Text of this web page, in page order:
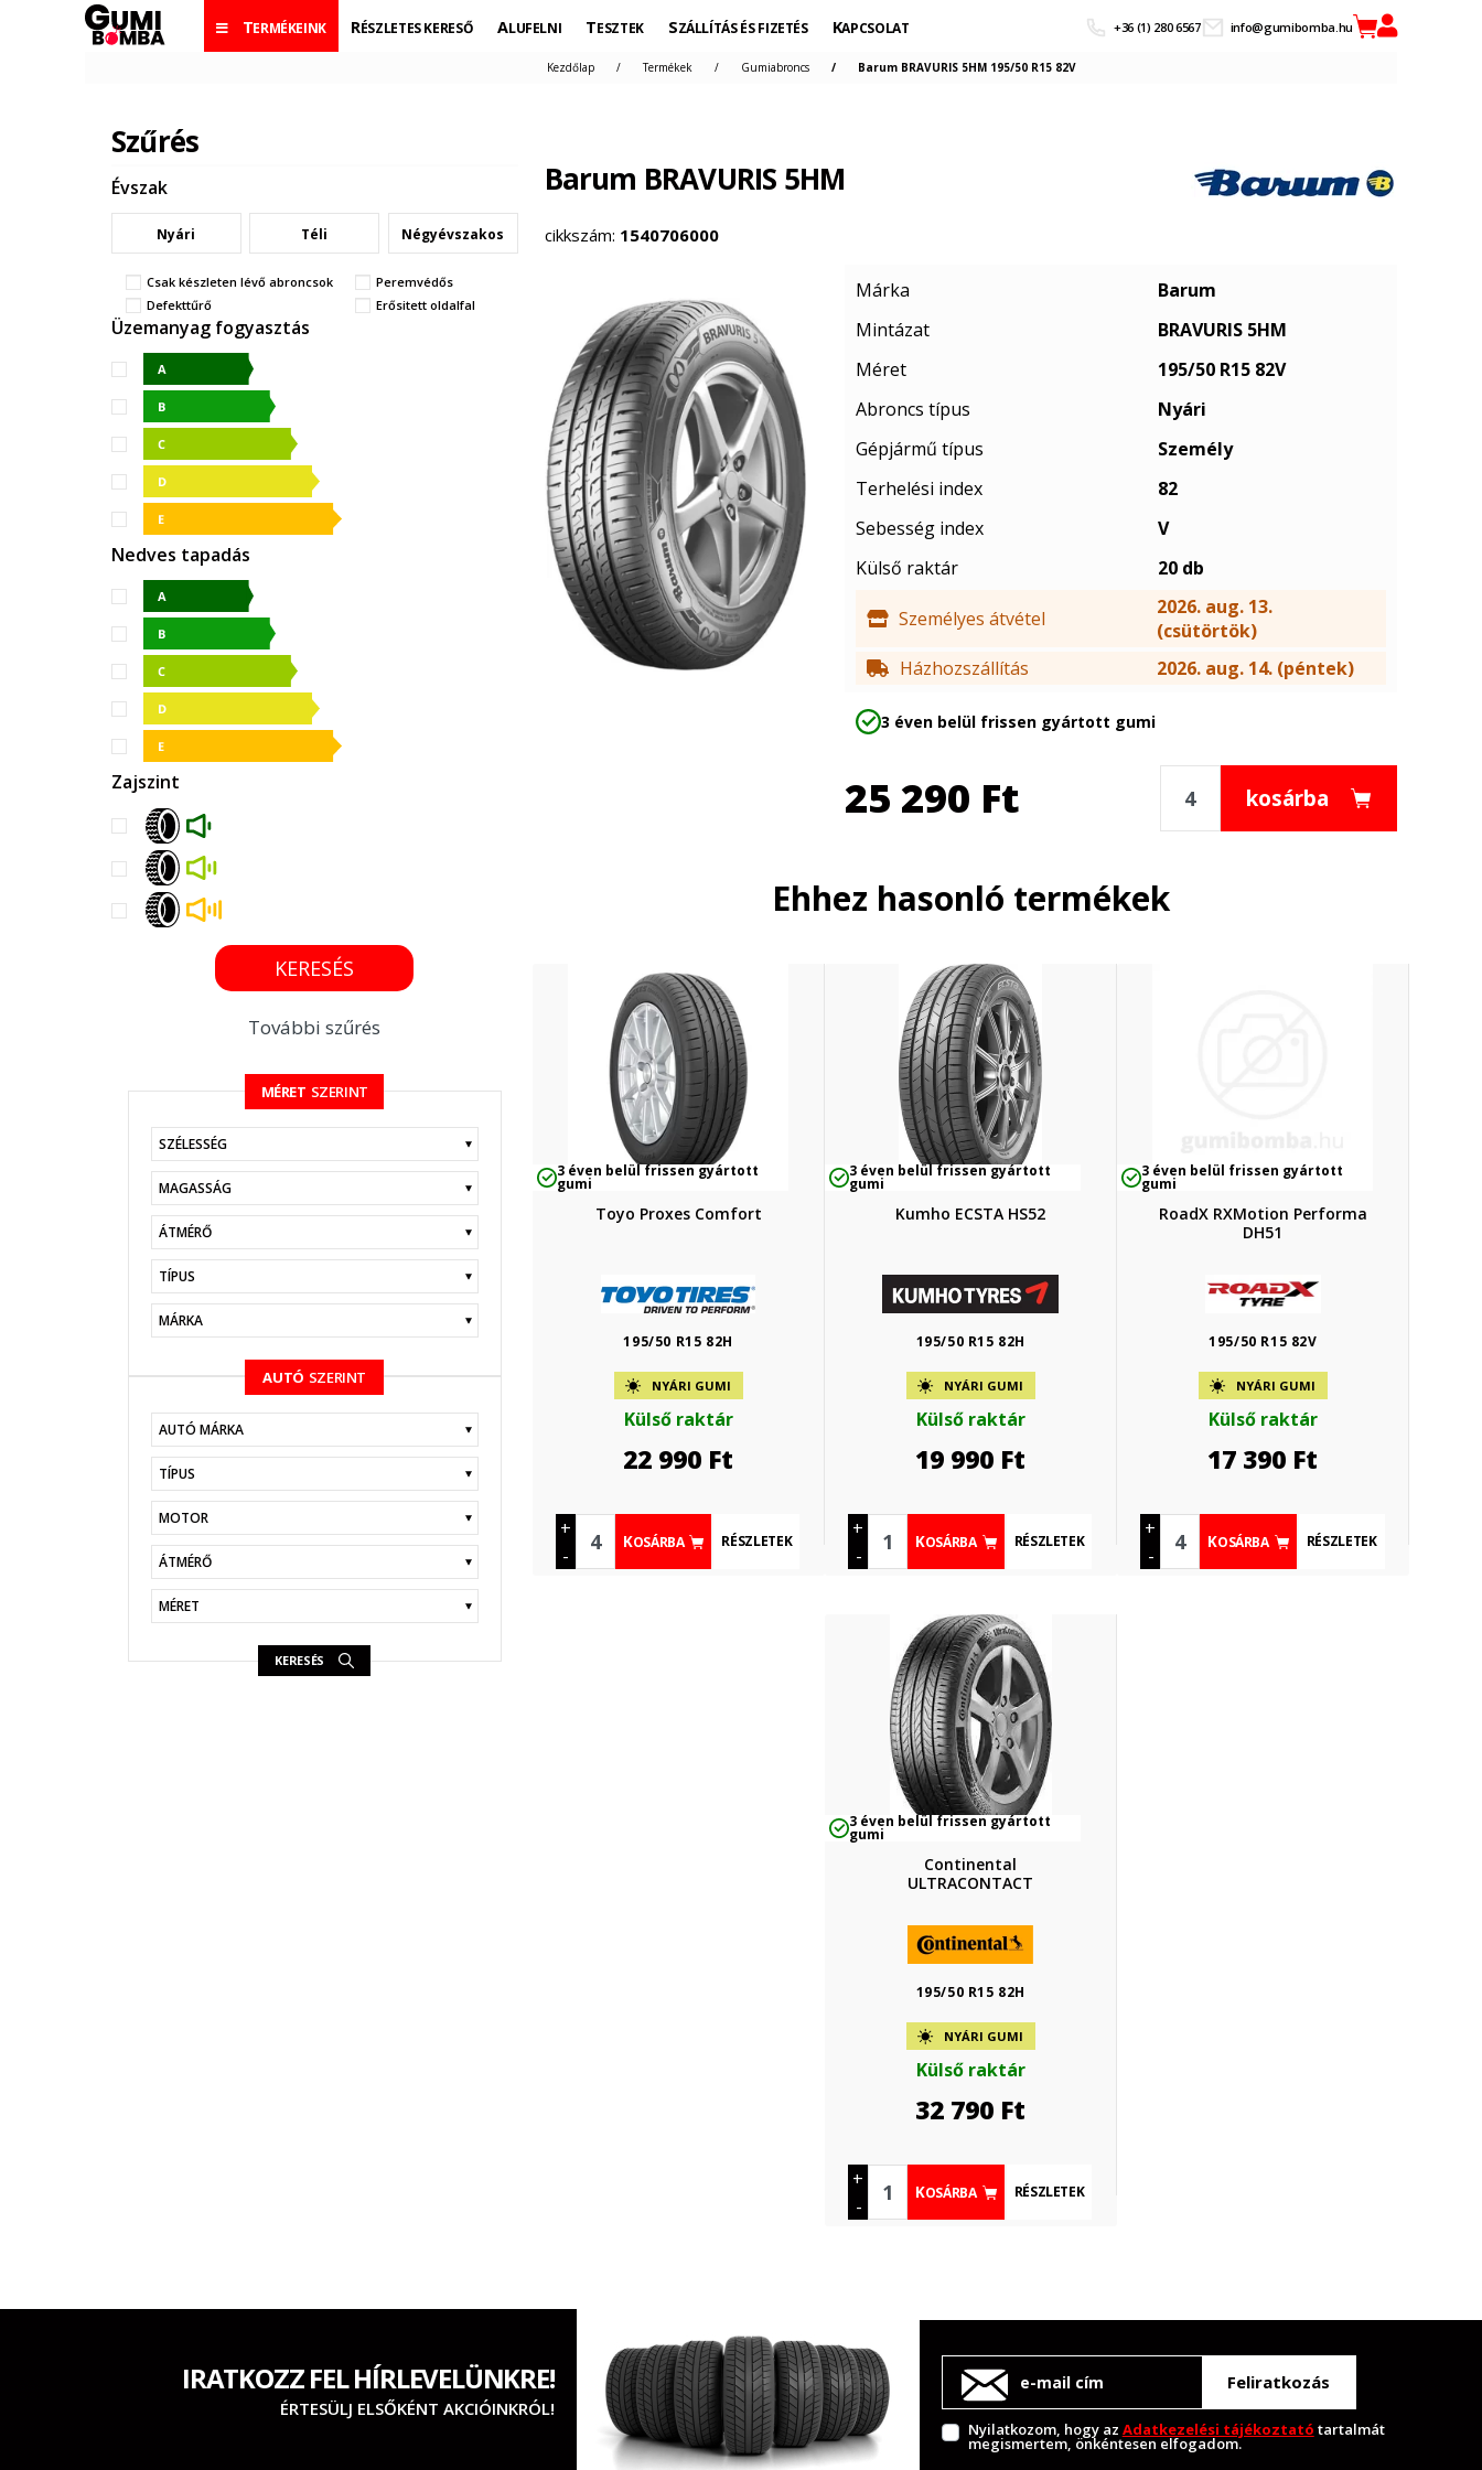
TERMÉKEINK RÉSZLETES KERESŐ ALUFELNI TESZTEK SZÁLLÍTÁS ÉS FIZETÉS KAPCSOLAT +36 (1) 280 6567 info@gumibomba.hu
Szűrés
Évszak
Nyári Téli Négyévszakos
Csak készleten lévő abroncsok
Peremvédős
Defekttűrő
Erősitett oldalfal
Üzemanyag fogyasztás
Nedves tapadás
Zajszint
KERESÉS
További szűrés
MÉRET SZERINT
KERESÉS
AUTÓ SZERINT
KERESÉS
Kezdőlap Termékek Gumiabroncs Barum BRAVURIS 5HM 195/50 R15 82V
Barum BRAVURIS 5HM
cikkszám: 1540706000
Márka
Barum
Mintázat
BRAVURIS 5HM
Méret
195/50 R15 82V
Abroncs típus
Nyári
Gépjármű típus
Személy
Terhelési index
82
Sebesség index
V
Külső raktár
20 db
Személyes átvétel
2026. aug. 13.
(csütörtök)
Házhozszállítás
2026. aug. 14. (péntek)
3 éven belül frissen gyártott gumi
25 290 Ft kosárba
Ehhez hasonló termékek
3 éven belül frissen gyártott
gumi
Toyo Proxes Comfort
195/50 R15 82H
NYÁRI GUMI
Külső raktár
22 990 Ft
+
-
KOSÁRBA RÉSZLETEK
3 éven belül frissen gyártott
gumi
Kumho ECSTA HS52
195/50 R15 82H
NYÁRI GUMI
Külső raktár
19 990 Ft
+
-
KOSÁRBA RÉSZLETEK
3 éven belül frissen gyártott
gumi
RoadX RXMotion Performa
DH51
195/50 R15 82V
NYÁRI GUMI
Külső raktár
17 390 Ft
+
-
KOSÁRBA RÉSZLETEK
3 éven belül frissen gyártott
gumi
Continental
ULTRACONTACT
195/50 R15 82H
NYÁRI GUMI
Külső raktár
32 790 Ft
+
-
KOSÁRBA RÉSZLETEK
IRATKOZZ FEL HÍRLEVELÜNKRE!
ÉRTESÜLJ ELSŐKÉNT AKCIÓINKRÓL!
Feliratkozás
Nyilatkozom, hogy az Adatkezelési tájékoztató tartalmát
megismertem, önkéntesen elfogadom.